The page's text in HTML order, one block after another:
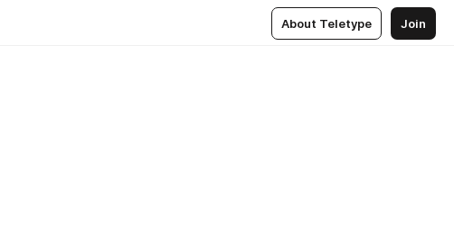
About Teletype Join